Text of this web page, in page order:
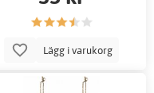
Lägg i varukorg